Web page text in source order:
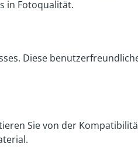
in Fotoqualität.
Diese
Sie von der